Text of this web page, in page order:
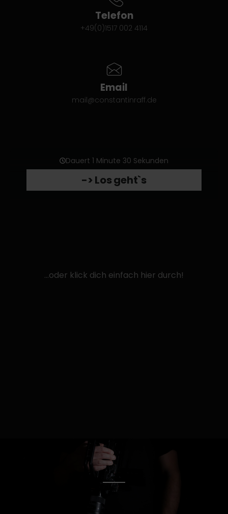
Telefon
+49(0)1517 002 4114
Email
mail@constantinraff.de